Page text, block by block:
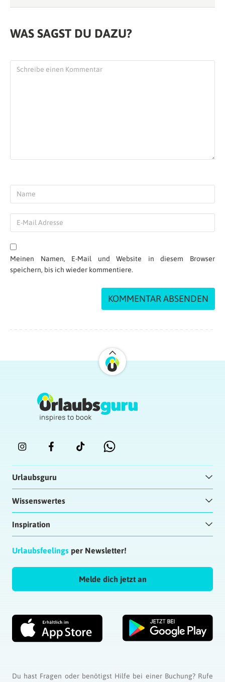
WAS SAGST DU DAZU?
Meinen Namen, E-Mail und Website in diesem Browser
speichern, bis ich wieder kommentiere.
Urlaubsguru
Wissenswertes
Inspiration
Urlaubsfeelings per Newsletter!
Melde dich jetzt an
Du hast Fragen oder benötigst Hilfe bei einer Buchung? Rufe